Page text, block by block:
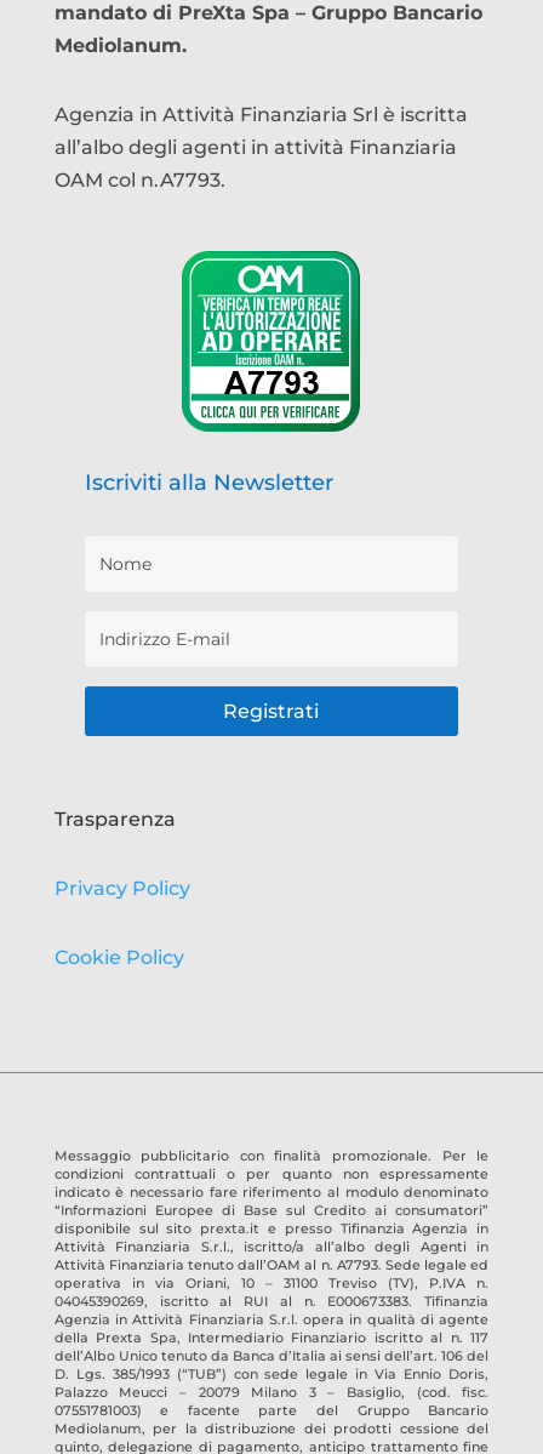
mandato di PreXta Spa – Gruppo Bancario
Mediolanum.
Agenzia in Attività Finanziaria Srl è iscritta
all’albo degli agenti in attività Finanziaria
OAM col n.A7793.
Iscriviti alla Newsletter
Registrati
Trasparenza
Privacy Policy
Cookie Policy
Messaggio pubblicitario con finalità promozionale. Per le
condizioni contrattuali o per quanto non espressamente
indicato è necessario fare riferimento al modulo denominato
“Informazioni Europee di Base sul Credito ai consumatori”
disponibile sul sito prexta.it e presso Tifinanzia Agenzia in
Attività Finanziaria S.r.l., iscritto/a all’albo degli Agenti in
Attività Finanziaria tenuto dall’OAM al n. A7793. Sede legale ed
operativa in via Oriani, 10 – 31100 Treviso (TV), P.IVA n.
04045390269, iscritto al RUI al n. E000673383.Tifinanzia
Agenzia in Attività Finanziaria S.r.l. opera in qualità di agente
della Prexta Spa, Intermediario Finanziario iscritto al n. 117
dell’Albo Unico tenuto da Banca d’Italia ai sensi dell’art. 106 del
D. Lgs. 385/1993 (“TUB”) con sede legale in Via Ennio Doris,
Palazzo Meucci – 20079 Milano 3 – Basiglio, (cod. fisc.
07551781003) e facente parte del Gruppo Bancario
Mediolanum, per la distribuzione dei prodotti cessione del
quinto, delegazione di pagamento, anticipo trattamento fine